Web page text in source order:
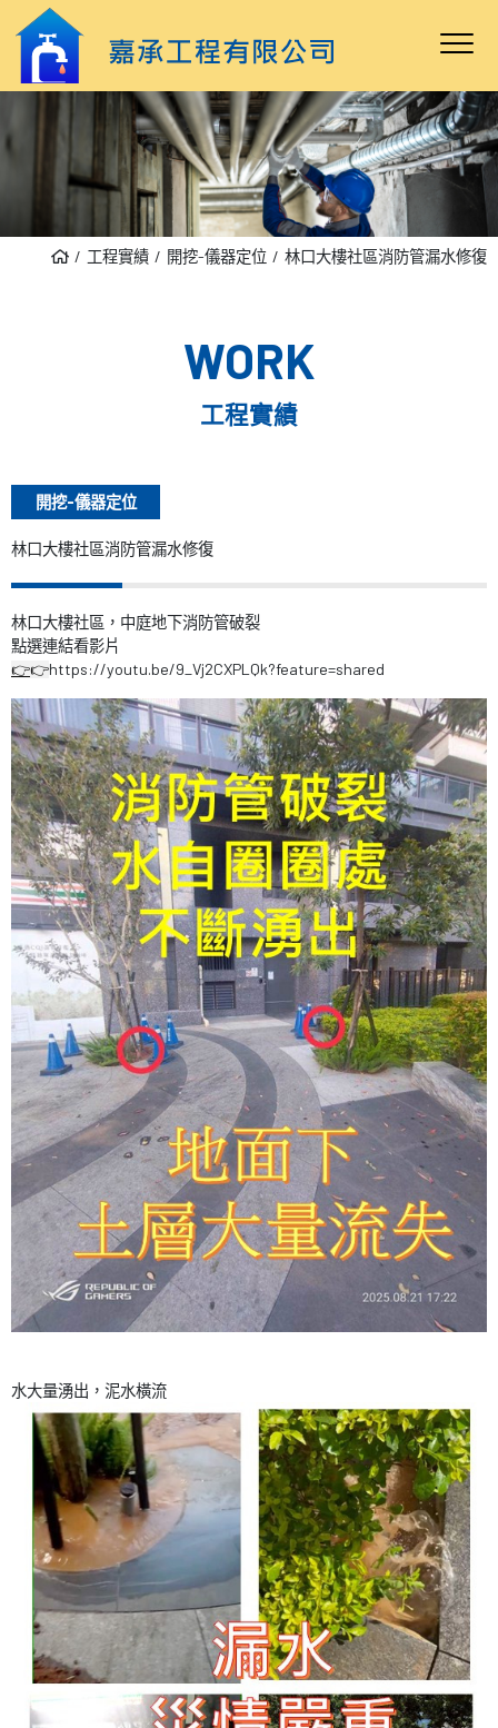
工程實績 開挖-儀器定位 林口大樓社區消防管漏水修復
WORK
工程實績
開挖-儀器定位
林口大樓社區消防管漏水修復
林口大樓社區，中庭地下消防管破裂
點選連結看影片
👉👉https://youtu.be/9_Vj2CXPLQk?feature=shared
水大量湧出，泥水橫流